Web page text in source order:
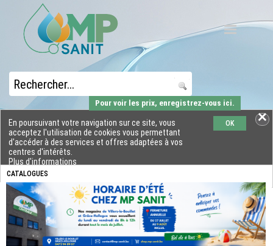
CATALOGUES
En poursuivant votre navigation sur ce site, vous
acceptez l'utilisation de cookies vous permettant
d'accéder à des services et offres adaptées à vos
centres d'intérêts.
Plus d'informations
OK
Pour voir les prix, enregistrez-vous ici.